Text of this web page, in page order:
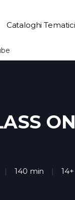
Cataloghi Tematici
140 min 14+